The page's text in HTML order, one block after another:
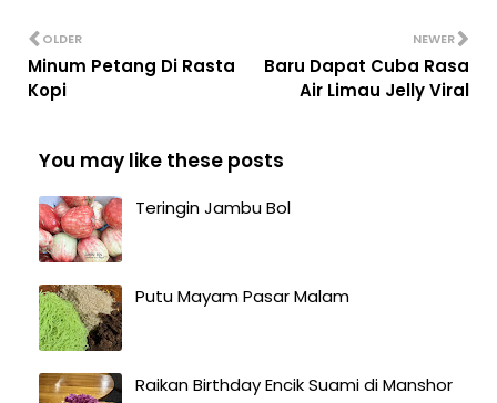
NEWER
Baru Dapat Cuba Rasa
Air Limau Jelly Viral
OLDER
Minum Petang Di Rasta
Kopi
You may like these posts
Teringin Jambu Bol
Putu Mayam Pasar Malam
Raikan Birthday Encik Suami di Manshor